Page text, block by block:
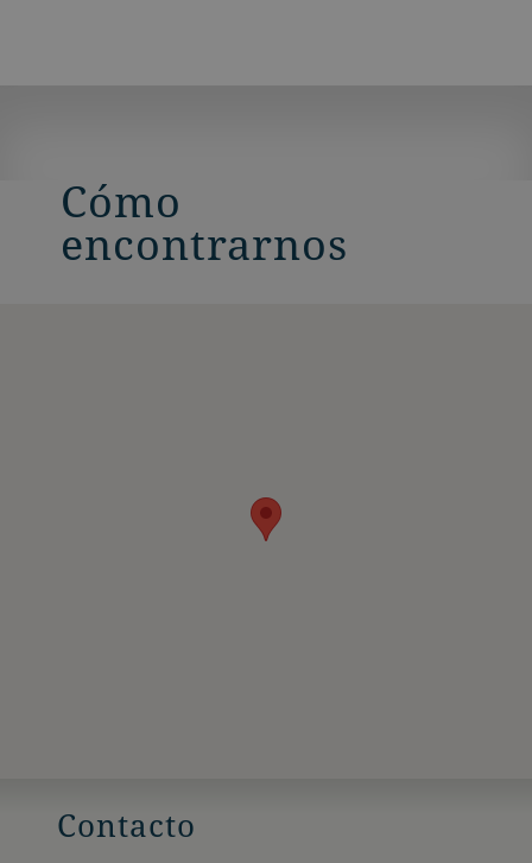
Cómo
encontrarnos
Contacto